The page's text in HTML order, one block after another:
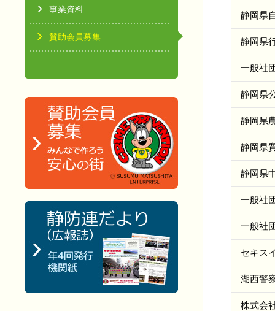
事業資料
賛助会員募集
静岡県
静岡県
一般社
静岡県
静岡県
静岡県
静岡県
一般社
一般社
セキス
湖西警
株式会